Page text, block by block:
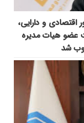
اقتصادی و دارایی،
عضو هیات مدیره
شد